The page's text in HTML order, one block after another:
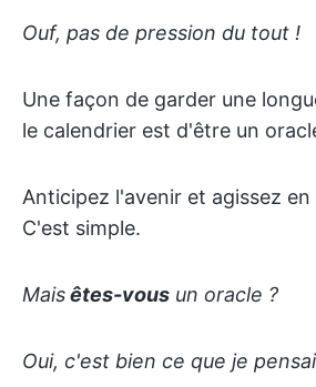
Ouf, pas de pression du tout !
Une façon de garder une
le calendrier est d'être un
Anticipez l'avenir et agissez en
C'est simple.
Maisêtes-vous un oracle ?
Oui, c'est bien ce que je